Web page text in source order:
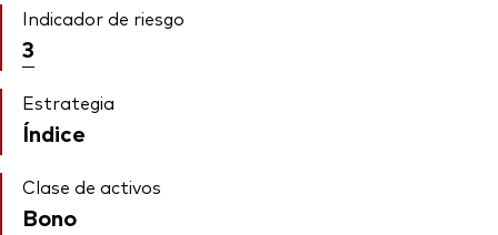
Indicador de riesgo
3
Estrategia
Índice
Clase de activos
Bono